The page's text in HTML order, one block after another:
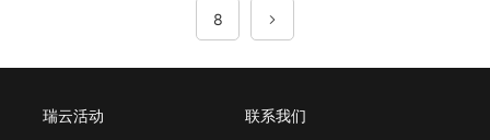
8
瑞云活动 联系我们